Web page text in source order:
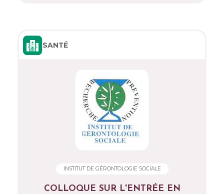
SANTÉ
INSTITUT DE GÉRONTOLOGIE SOCIALE
COLLOQUE SUR L'ENTRÉE EN